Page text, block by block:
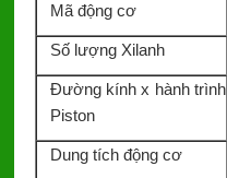
Mã động cơ
Số lượng Xilanh
Đường kính x hành trình
Piston
Dung tích động cơ